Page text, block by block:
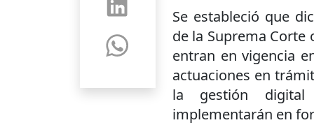
Se estableció que
de la Suprema Corte
entran en vigencia
actuaciones en
la gestión
implementarán en